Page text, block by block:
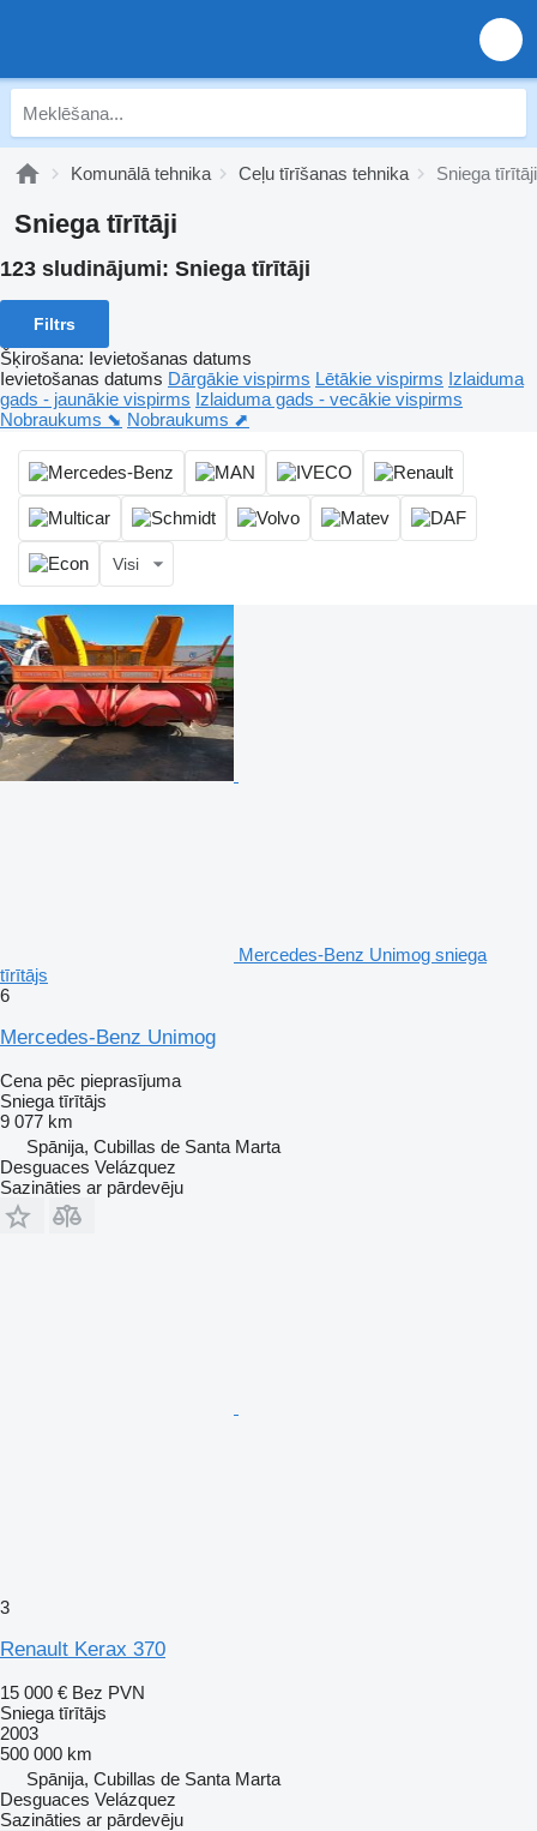
Komunālā tehnika Ceļu tīrīšanas tehnika Sniega tīrītāji
Sniega tīrītāji
123 sludinājumi: Sniega tīrītāji
Filtrs
Šķirošana: Ievietošanas datums
Ievietošanas datums Dārgākie vispirms Lētākie vispirms Izlaiduma
gads - jaunākie vispirms Izlaiduma gads - vecākie vispirms
Nobraukums ⬊ Nobraukums ⬈
Visi
Mercedes-Benz Unimog sniega
tīrītājs
6
Mercedes-Benz Unimog
Cena pēc pieprasījuma
Sniega tīrītājs
9 077 km
Spānija, Cubillas de Santa Marta
Desguaces Velázquez
Sazināties ar pārdevēju
3
Renault Kerax 370
15 000 € Bez PVN
Sniega tīrītājs
2003
500 000 km
Spānija, Cubillas de Santa Marta
Desguaces Velázquez
Sazināties ar pārdevēju